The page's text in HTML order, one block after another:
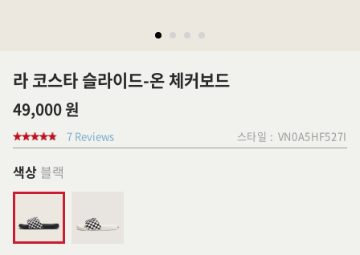
라 코스타 슬라이드-온 체커보드
49,000 원
7 Reviews 스타일 : VN0A5HF527I
색상 블랙